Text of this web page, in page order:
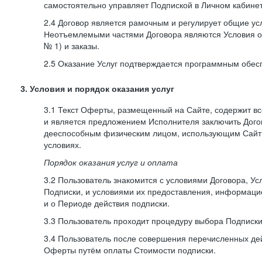
самостоятельно управляет Подпиской в Личном
2.4 Договор является рамочным и регулирует общие
Неотъемлемыми частями Договора являются Условия
№ 1) и заказы.
2.5 Оказание Услуг подтверждается программным
3. Условия и порядок оказания услуг
3.1 Текст Оферты, размещенный на Сайте, содержит
и является предложением Исполнителя заключить
дееспособным физическим лицом, использующим
условиях.
Порядок оказания услуг и оплата
3.2 Пользователь знакомится с условиями Договора,
Подписки, и условиями их предоставления,
и о Периоде действия подписки.
3.3 Пользователь проходит процедуру выбора
3.4 Пользователь после совершения перечисленных
Оферты путём оплаты Стоимости подписки.